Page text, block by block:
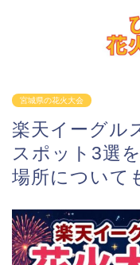
宮城県の花火大会
楽天イーグル
スポット3選
場所について